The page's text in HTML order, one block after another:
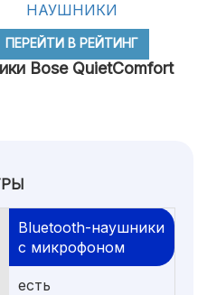
НАУШНИКИ
ПЕРЕЙТИ В РЕЙТИНГ
Bose QuietComfort
Bluetooth-наушники
с микрофоном
есть